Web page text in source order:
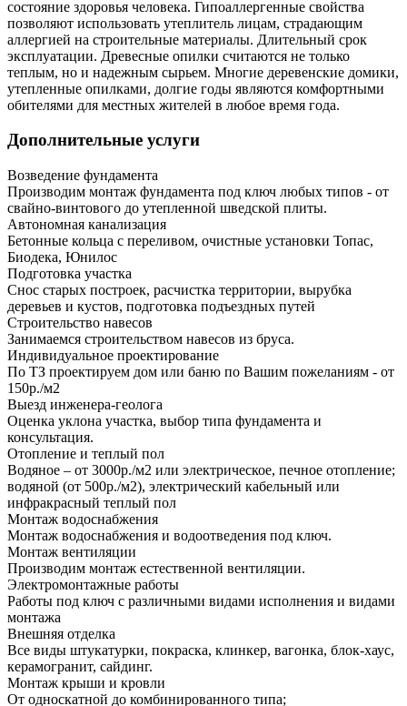
состояние здоровья человека. Гипоаллергенные свойства
позволяют использовать утеплитель лицам, страдающим
аллергией на строительные материалы. Длительный срок
эксплуатации. Древесные опилки считаются не только
теплым, но и надежным сырьем. Многие деревенские домики,
утепленные опилками, долгие годы являются комфортными
обителями для местных жителей в любое время года.
Дополнительные услуги
Возведение фундамента
Производим монтаж фундамента под ключ любых типов - от
свайно-винтового до утепленной шведской плиты.
Автономная канализация
Бетонные кольца с переливом, очистные установки Топас,
Биодека, Юнилос
Подготовка участка
Снос старых построек, расчистка территории, вырубка
деревьев и кустов, подготовка подъездных путей
Строительство навесов
Занимаемся строительством навесов из бруса.
Индивидуальное проектирование
По ТЗ проектируем дом или баню по Вашим пожеланиям - от
150р./м2
Выезд инженера-геолога
Оценка уклона участка, выбор типа фундамента и
консультация.
Отопление и теплый пол
Водяное – от 3000р./м2 или электрическое, печное отопление;
водяной (от 500р./м2), электрический кабельный или
инфракрасный теплый пол
Монтаж водоснабжения
Монтаж водоснабжения и водоотведения под ключ.
Монтаж вентиляции
Производим монтаж естественной вентиляции.
Электромонтажные работы
Работы под ключ с различными видами исполнения и видами
монтажа
Внешняя отделка
Все виды штукатурки, покраска, клинкер, вагонка, блок-хаус,
керамогранит, сайдинг.
Монтаж крыши и кровли
От односкатной до комбинированного типа;